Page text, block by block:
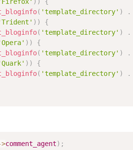
( 'template_directory' ) .
) )
{
( 'template_directory' ) .
) )
{
( 'template_directory' ) .
) )
{
( 'template_directory' ) .
>comment_agent) ;